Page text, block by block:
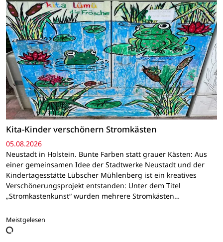
Kita-Kinder verschönern Stromkästen
05.08.2026
Neustadt in Holstein. Bunte Farben statt grauer Kästen: Aus
einer gemeinsamen Idee der Stadtwerke Neustadt und der
Kindertagesstätte Lübscher Mühlenberg ist ein kreatives
Verschönerungsprojekt entstanden: Unter dem Titel
„Stromkastenkunst“ wurden mehrere Stromkästen…
Meistgelesen